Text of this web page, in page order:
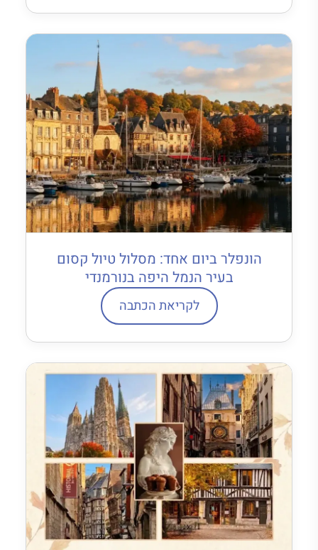
הונפלר ביום אחד: מסלול טיול קסום
בעיר הנמל היפה בנורמנדי
לקריאת הכתבה